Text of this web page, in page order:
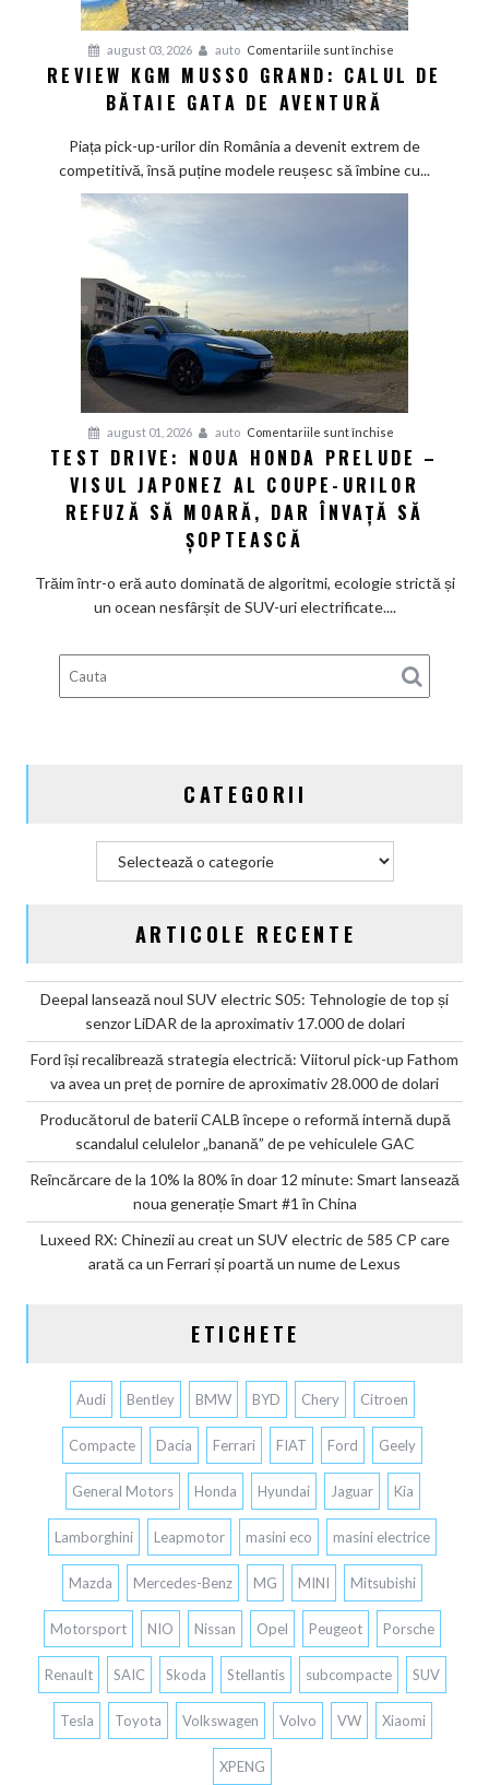
august 03, 2026 auto Comentariile sunt închise
Review
Grand:
Calul
de
REVIEW KGM MUSSO GRAND: CALUL DE
BĂTAIE GATA DE AVENTURĂ
Piața pick-up-urilor din România a devenit extrem de
competitivă, însă puține modele reușesc să îmbine cu...
august 01, 2026 auto Comentariile sunt închise
Test
Drive:
Noua
coupe-
urilor
să
TEST DRIVE: NOUA HONDA PRELUDE –
VISUL JAPONEZ AL COUPE-URILOR
REFUZĂ SĂ MOARĂ, DAR ÎNVAȚĂ SĂ
ȘOPTEASCĂ
Trăim într-o eră auto dominată de algoritmi, ecologie strictă și
un ocean nesfârșit de SUV-uri electrificate....
CATEGORII
ARTICOLE RECENTE
Deepal lansează noul SUV electric S05: Tehnologie de top și
senzor LiDAR de la aproximativ 17.000 de dolari
Ford își recalibrează strategia electrică: Viitorul pick-up Fathom
va avea un preț de pornire de aproximativ 28.000 de dolari
Producătorul de baterii CALB începe o reformă internă după
scandalul celulelor „banană” de pe vehiculele GAC
Reîncărcare de la 10% la 80% în doar 12 minute: Smart lansează
noua generație Smart #1 în China
Luxeed RX: Chinezii au creat un SUV electric de 585 CP care
arată ca un Ferrari și poartă un nume de Lexus
ETICHETE
Audi Bentley BMW BYD Chery Citroen
Compacte Dacia Ferrari FIAT Ford Geely
General Motors Honda Hyundai Jaguar Kia
Lamborghini Leapmotor masini eco masini electrice
Mazda Mercedes-Benz MG MINI Mitsubishi
Motorsport NIO Nissan Opel Peugeot Porsche
Renault SAIC Skoda Stellantis subcompacte SUV
Tesla Toyota Volkswagen Volvo VW Xiaomi
XPENG